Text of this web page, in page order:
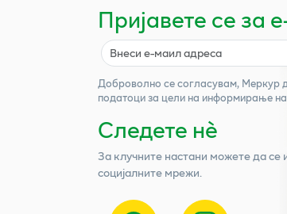
Пријавете се за
Доброволно се согласувам, Меркур
податоци за цели на информирање
Следете нѐ
За клучните настани можете да
социјалните мрежи.